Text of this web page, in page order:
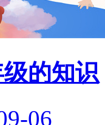
的知识
06